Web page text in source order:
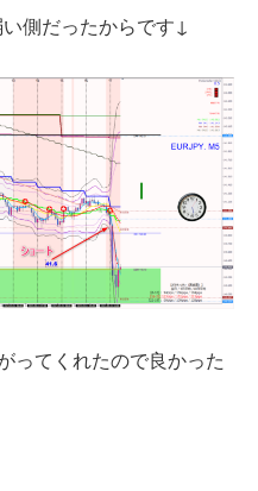
側だったからです↓
ってくれたので良かった